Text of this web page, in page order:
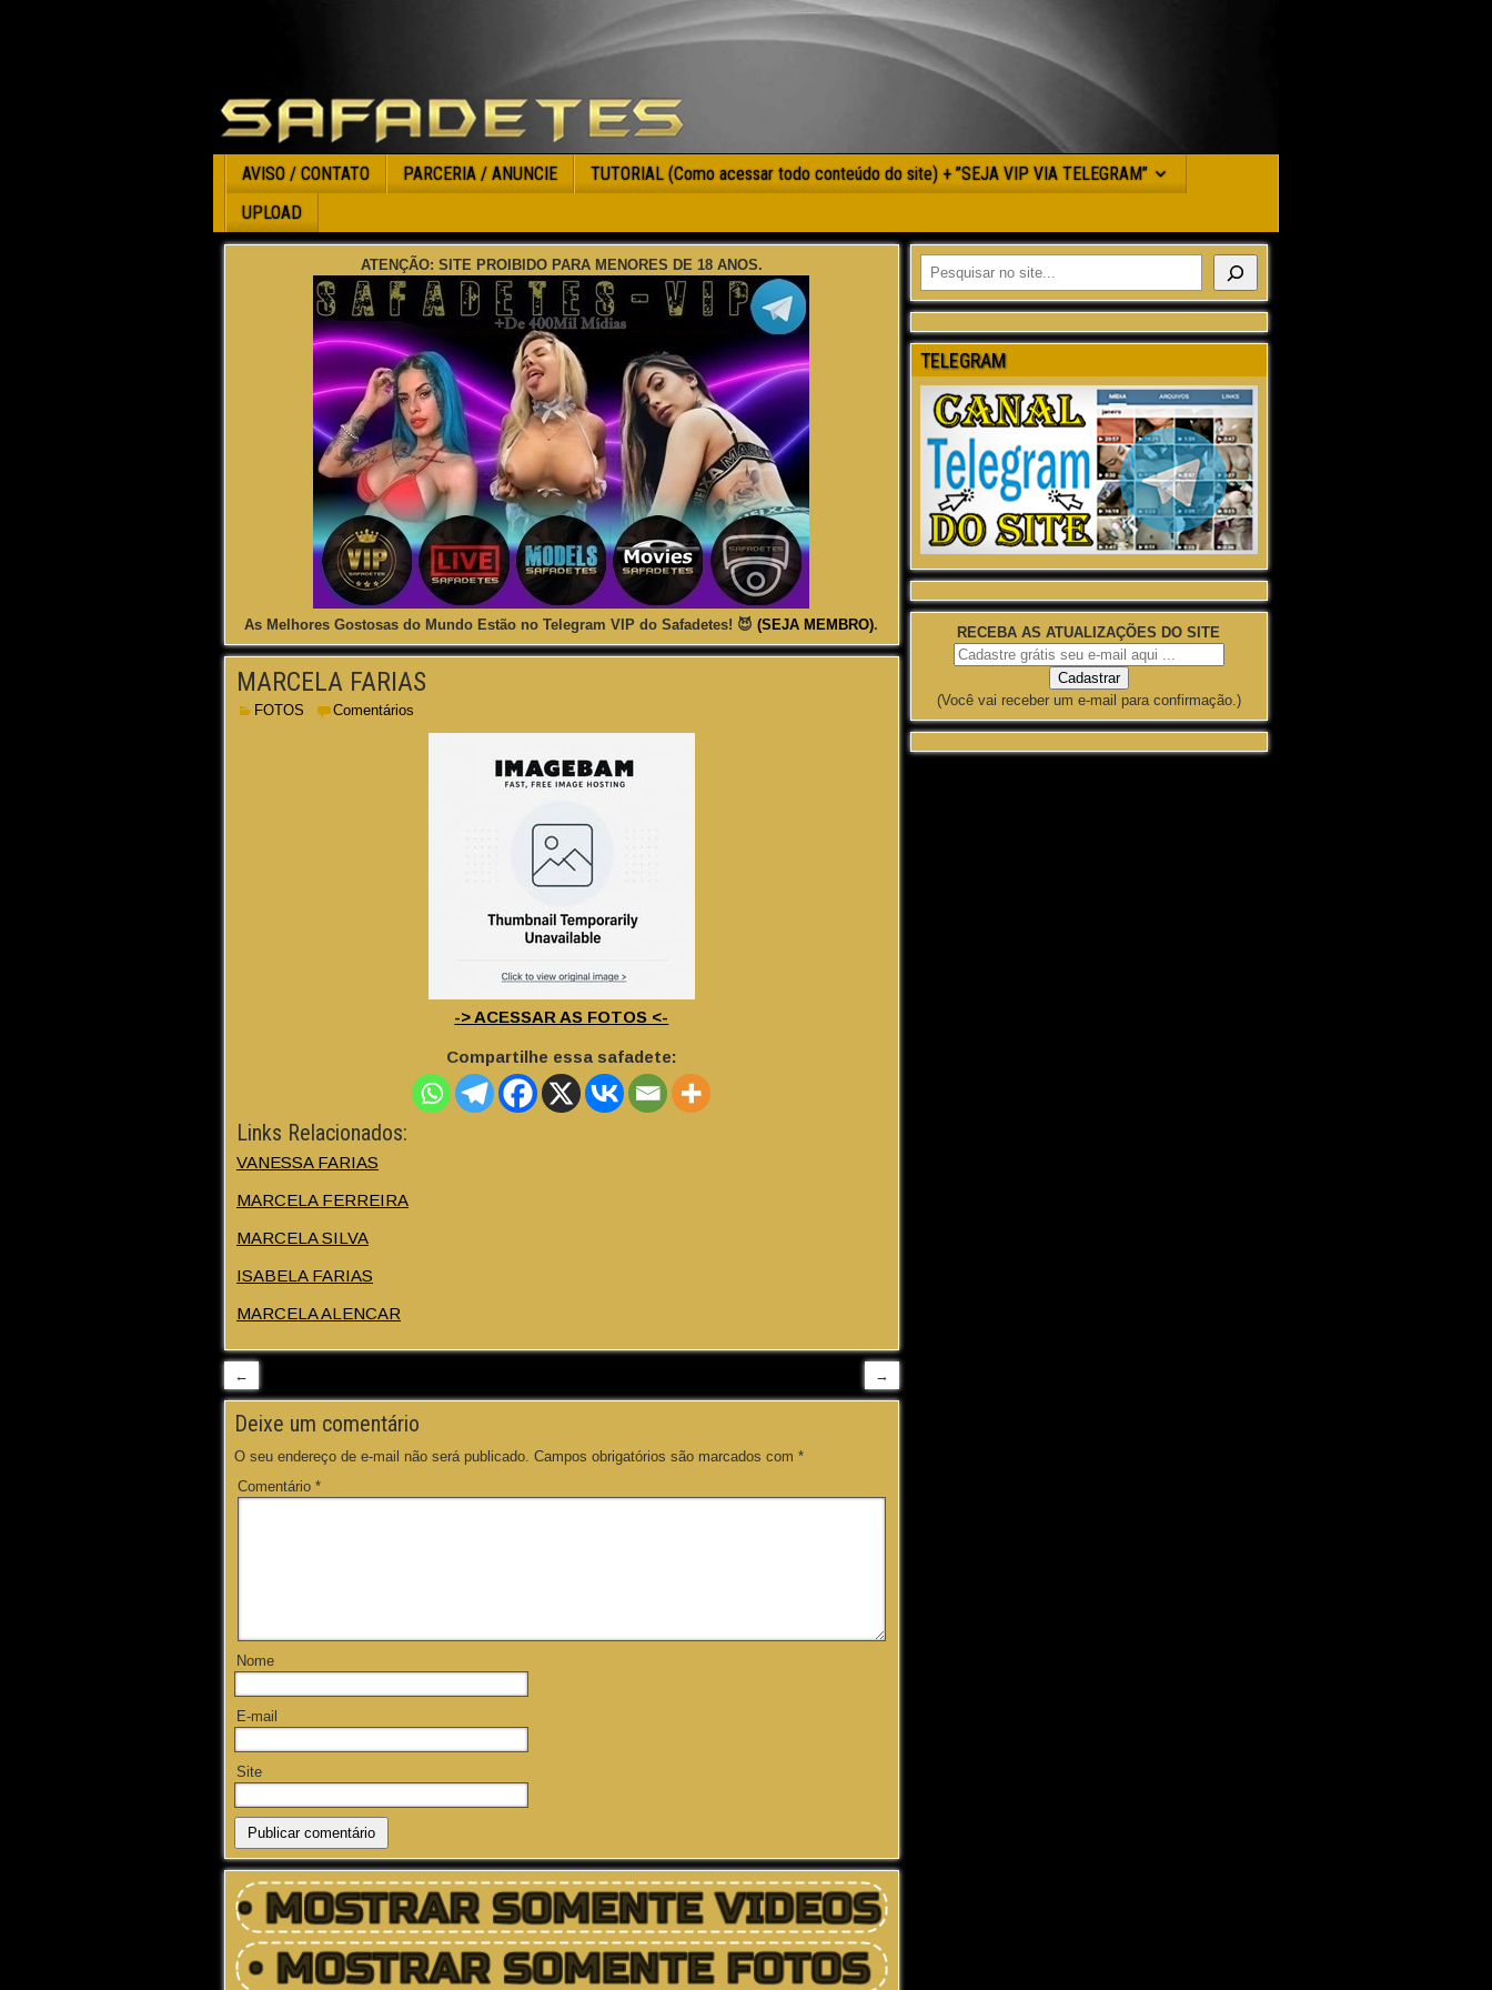
AVISO / CONTATO PARCERIA / ANUNCIE
TUTORIAL (Como acessar todo conteúdo do site) + ”SEJA VIP VIA TELEGRAM”
UPLOAD
ATENÇÃO: SITE PROIBIDO PARA MENORES DE 18 ANOS.
As Melhores Gostosas do Mundo Estão no Telegram VIP do Safadetes! 😈(SEJA MEMBRO).
MARCELA FARIAS
FOTOS Comentários
-> ACESSAR AS FOTOS <-
Compartilhe essa safadete:
Links Relacionados:
VANESSA FARIAS
MARCELA FERREIRA
MARCELA SILVA
ISABELA FARIAS
MARCELA ALENCAR
← →
Deixe um comentário
O seu endereço de e-mail não será publicado. Campos obrigatórios são marcados com *
Comentário *
Nome
E-mail
Site
TELEGRAM
RECEBA AS ATUALIZAÇÕES DO SITE
(Você vai receber um e-mail para confirmação.)